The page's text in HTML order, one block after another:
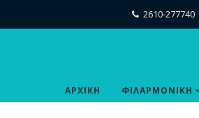
2610-277740
ΑΡΧΙΚΗ ΦΙΛΑΡΜΟΝΙΚΗ